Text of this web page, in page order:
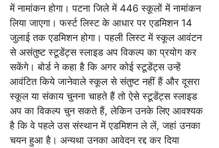
में नामांकन होगा। पटना जिले में 446 स्कूलों में नामांकन
लिया जाएगा। फर्स्ट लिस्ट के आधार पर एडमिशन 14
जुलाई तक एडमिशन होगा। पहली लिस्ट में स्कूल आवंटन
से असंतुष्ट स्टूडेंट्स स्लाइड अप विकल्प का प्रयोग कर
सकेंगे। बोर्ड ने कहा है कि अगर कोई स्टूडेंट्स उन्हें
आवंटित किये जानेवाले स्कूल से संतुष्ट नहीं हैं और दूसरा
स्कूल या संकाय चुनना चाहते हैं तो ऐसे स्टूडेंट्स स्लाइड
अप का विकल्प चुन सकते हैं, लेकिन उनके लिए आवश्यक
है कि वे पहले उस संस्थान में एडमिशन ले लें, जहां उनका
चयन हुआ है। अन्यथा उनका आवेदन रद्द कर दिया